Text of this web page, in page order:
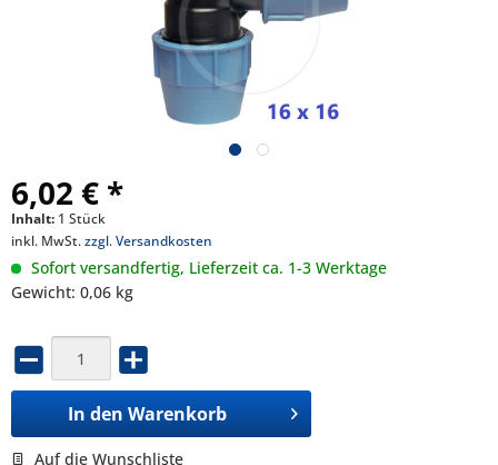
6,02 € *
Inhalt: 1 Stück
inkl. MwSt.zzgl. Versandkosten
Sofort versandfertig, Lieferzeit ca. 1-3 Werktage
Gewicht: 0,06 kg
In den Warenkorb
Auf die Wunschliste